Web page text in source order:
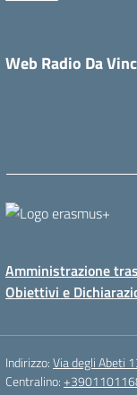
Web Radio Da
Amministrazione
Obiettivi e
Indirizzo:Via degli Abeti
Centralino: